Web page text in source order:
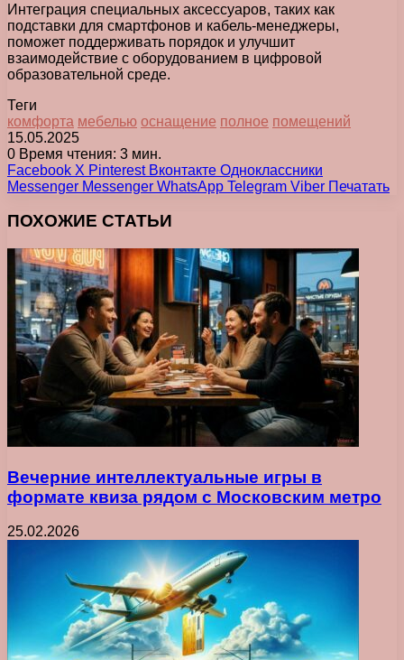
Интеграция специальных аксессуаров, таких как
подставки для смартфонов и кабель-менеджеры,
поможет поддерживать порядок и улучшит
взаимодействие с оборудованием в цифровой
образовательной среде.
Теги
комфорта мебелью оснащение полное помещений
15.05.2025
0 Время чтения: 3 мин.
Facebook X Pinterest Вконтакте Одноклассники
Messenger Messenger WhatsApp Telegram Viber Печатать
ПОХОЖИЕ СТАТЬИ
Вечерние интеллектуальные игры в
формате квиза рядом с Московским метро
25.02.2026